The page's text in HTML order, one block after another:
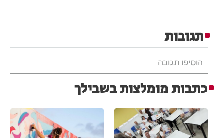
תגובות
הוסיפו תגובה
כתבות מומלצות בשבילך